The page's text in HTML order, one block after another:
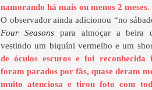
namorando há mais ou menos 2 meses.
O observador ainda adicionou “no
Four Seasonspara almoçar a beira
vestindo um biquíni vermelho e um
de óculos escuros e foi reconhecida
foram parados por fãs, quase deram
muito atenciosa e tirou foto com